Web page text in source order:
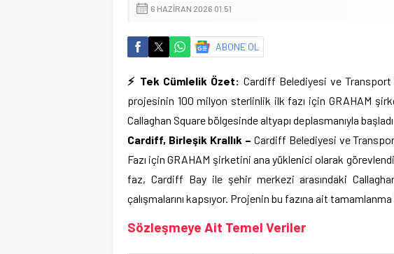
6 HAZIRAN 2026 01:51
ABONE OL
⚡ Tek Cümlelik Özet: Cardiff Belediyesi ve
projesinin 100 milyon sterlinlik ilk fazı için GRAHAM
Callaghan Square bölgesinde altyapı deplasmanıyla
Cardiff, Birleşik Krallık – Cardiff Belediyesi ve
Fazı için GRAHAM şirketini ana yüklenici olarak
faz, Cardiff Bay ile şehir merkezi arasındaki
çalışmalarını kapsıyor. Projenin bu fazına ait
Sözleşmeye Ait Temel Veriler